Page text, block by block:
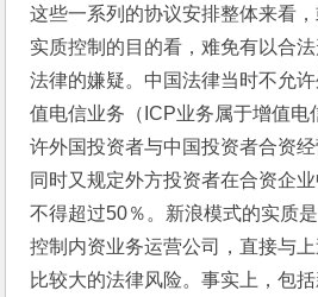
这些一系列的协议安排整体来看
实质控制的目的看，难免有以合
法律的嫌疑。中国法律当时不允
值电信业务（ICP业务属于增值电
许外国投资者与中国投资者合资
同时又规定外方投资者在合资企
不得超过50％。新浪模式的实质
控制内资业务运营公司，直接与
比较大的法律风险。事实上，包